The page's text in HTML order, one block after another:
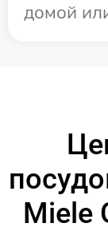
домой
Miele